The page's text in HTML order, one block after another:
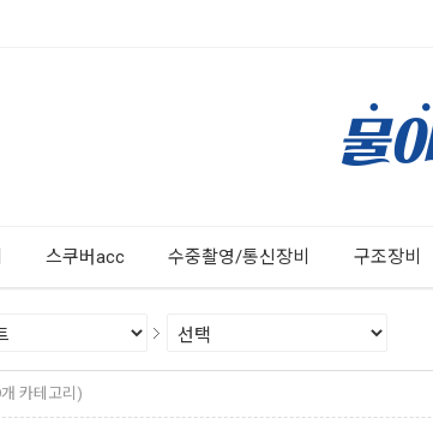
스쿠버acc 수중촬영/통신장비 구조장비
카테고리)